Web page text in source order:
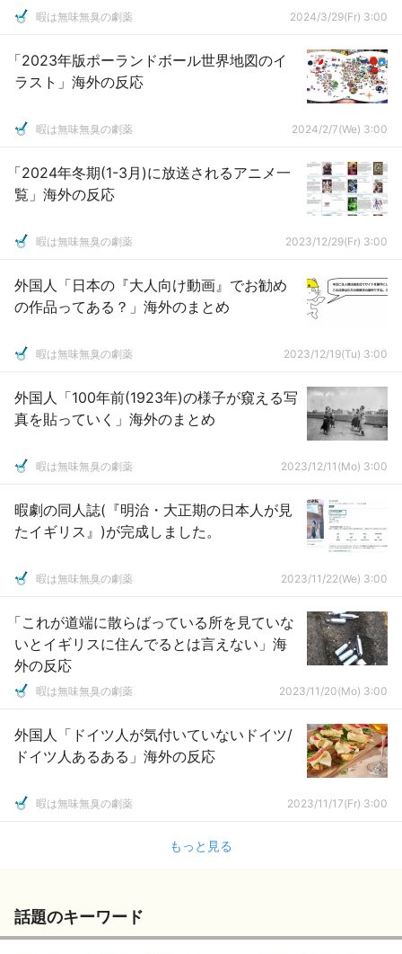
暇は無味無臭の劇薬 2024/3/29(Fr) 3:00
「2023年版ポーランドボール世界地図のイ
ラスト」海外の反応
暇は無味無臭の劇薬 2024/2/7(We) 3:00
「2024年冬期(1-3月)に放送されるアニメ一
覧」海外の反応
暇は無味無臭の劇薬 2023/12/29(Fr) 3:00
外国人「日本の『大人向け動画』でお勧め
の作品ってある？」海外のまとめ
暇は無味無臭の劇薬 2023/12/19(Tu) 3:00
外国人「100年前(1923年)の様子が窺える写
真を貼っていく」海外のまとめ
暇は無味無臭の劇薬 2023/12/11(Mo) 3:00
暇劇の同人誌(『明治・大正期の日本人が見
たイギリス』)が完成しました。
暇は無味無臭の劇薬 2023/11/22(We) 3:00
「これが道端に散らばっている所を見ていな
いとイギリスに住んでるとは言えない」海
外の反応
暇は無味無臭の劇薬 2023/11/20(Mo) 3:00
外国人「ドイツ人が気付いていないドイツ/
ドイツ人あるある」海外の反応
暇は無味無臭の劇薬 2023/11/17(Fr) 3:00
もっと見る
話題のキーワード